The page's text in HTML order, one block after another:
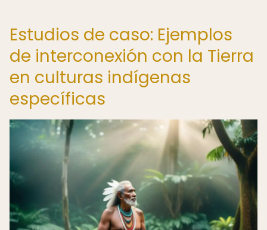
Estudios de caso: Ejemplos
de interconexión con la Tierra
en culturas indígenas
específicas